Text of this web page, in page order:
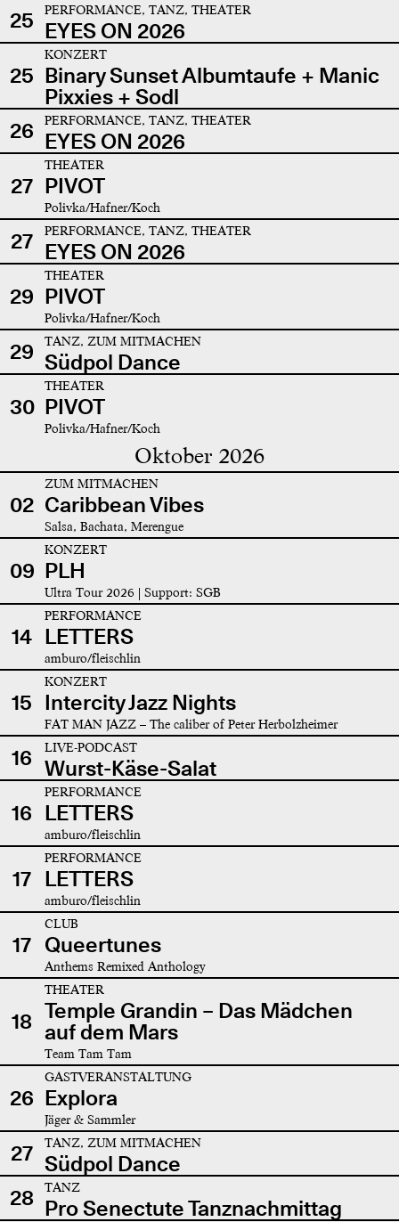
25 PERFORMANCE, TANZ, THEATER
EYES ON 2026
25
KONZERT
Binary Sunset Albumtaufe + Manic
Pixxies + Sodl
26
PERFORMANCE, TANZ, THEATER
EYES ON 2026
27
THEATER
PIVOT
Polivka/Hafner/Koch
27 PERFORMANCE, TANZ, THEATER
EYES ON 2026
29
THEATER
PIVOT
Polivka/Hafner/Koch
29 TANZ, ZUM MITMACHEN
Südpol Dance
30
THEATER
PIVOT
Polivka/Hafner/Koch
Oktober 2026
02
ZUM MITMACHEN
Caribbean Vibes
Salsa, Bachata, Merengue
09
KONZERT
PLH
Ultra Tour 2026 | Support: SGB
14
PERFORMANCE
LETTERS
amburo/fleischlin
15
KONZERT
Intercity Jazz Nights
FAT MAN JAZZ – The caliber of Peter Herbolzheimer
16 LIVE-PODCAST
Wurst-Käse-Salat
16
PERFORMANCE
LETTERS
amburo/fleischlin
17
PERFORMANCE
LETTERS
amburo/fleischlin
17
CLUB
Queertunes
Anthems Remixed Anthology
18
THEATER
Temple Grandin – Das Mädchen
auf dem Mars
Team Tam Tam
26
GASTVERANSTALTUNG
Explora
Jäger & Sammler
27 TANZ, ZUM MITMACHEN
Südpol Dance
28
TANZ
Pro Senectute Tanznachmittag